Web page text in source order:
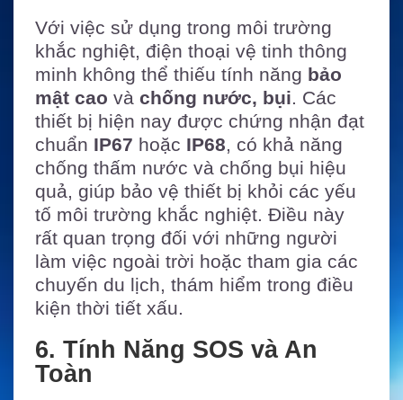
Với việc sử dụng trong môi trường
khắc nghiệt, điện thoại vệ tinh thông
minh không thể thiếu tính năng bảo
mật cao và chống nước, bụi. Các
thiết bị hiện nay được chứng nhận đạt
chuẩn IP67 hoặc IP68, có khả năng
chống thấm nước và chống bụi hiệu
quả, giúp bảo vệ thiết bị khỏi các yếu
tố môi trường khắc nghiệt. Điều này
rất quan trọng đối với những người
làm việc ngoài trời hoặc tham gia các
chuyến du lịch, thám hiểm trong điều
kiện thời tiết xấu.
6. Tính Năng SOS và An
Toàn